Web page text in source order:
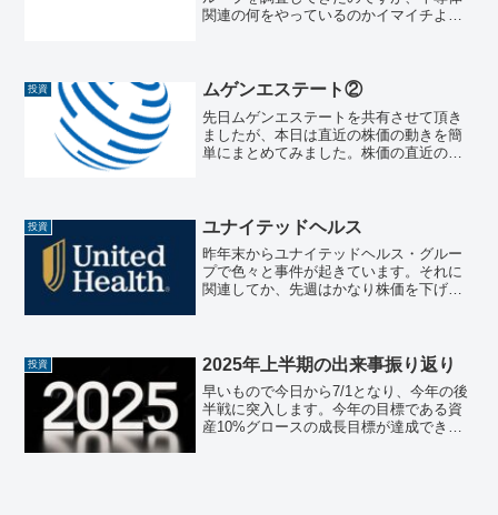
関連の何をやっているのかイマイチよく
株会社体制で、主に以下の...
投資 ムゲンエステート②
先日ムゲンエステートを共有させて頂き
ましたが、本日は直近の株価の動きを簡
単にまとめてみました。株価の直近の動
は...
投資 ユナイテッドヘルス
昨年末からユナイテッドヘルス・グルー
プで色々と事件が起きています。それに
関連してか、先週はかなり株価を下げて
プソン氏）の殺害規制当局...
投資 2025年上半期の出来事振り返り
早いもので今日から7/1となり、今年の後
半戦に突入します。今年の目標である資
産10%グロースの成長目標が達成できる